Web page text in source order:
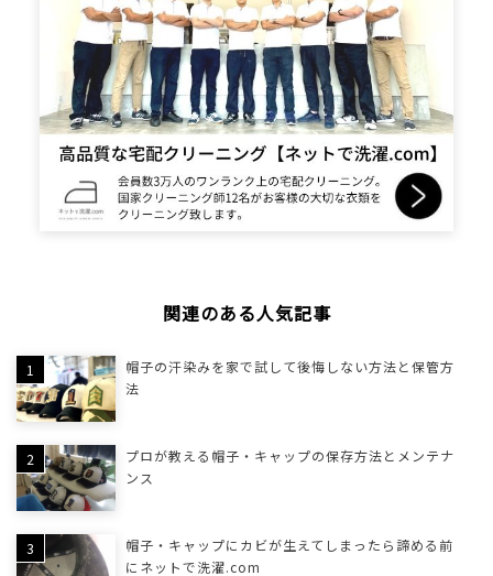
関連のある人気記事
帽子の汗染みを家で試して後悔しない方法と保管方
法
プロが教える帽子・キャップの保存方法とメンテナ
ンス
帽子・キャップにカビが生えてしまったら諦める前
にネットで洗濯.com